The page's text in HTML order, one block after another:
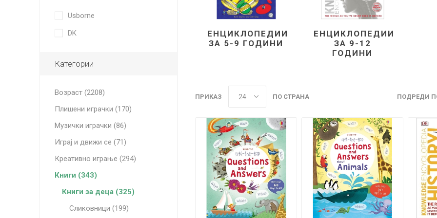
ЕНЦИКЛОПЕДИИ
ЗА 5-9 ГОДИНИ
ЕНЦИКЛОПЕДИИ
ЗА 9-12
ГОДИНИ
ПОДРЕДИ
ПРИКАЗ ПО СТРАНА
Usborne
DK
Категории
Возраст (2208)
Плишени играчки (170)
Музички играчки (86)
Играј и движи се (71)
Креативно играње (294)
Книги (343)
Книги за деца (325)
Сликовници (199)